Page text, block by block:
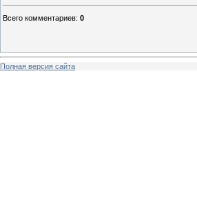
Всего комментариев: 0
Полная версия сайта